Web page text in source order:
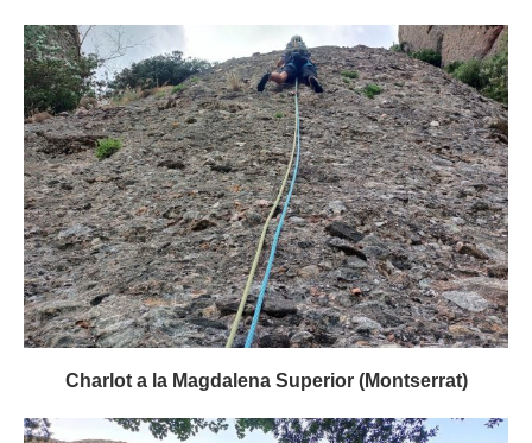
Charlot a la Magdalena Superior (Montserrat)